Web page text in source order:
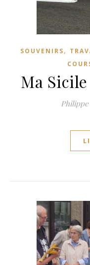
SOUVENIRS,
Ma